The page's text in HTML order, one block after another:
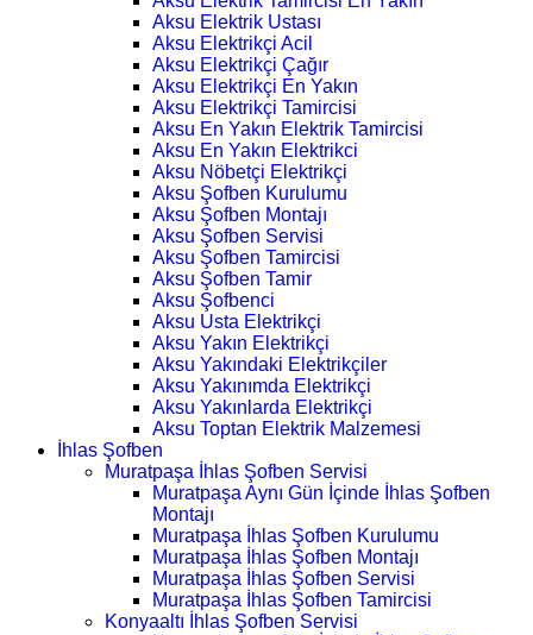
Aksu Elektrik Ustası
Aksu Elektrikçi Acil
Aksu Elektrikçi Çağır
Aksu Elektrikçi En Yakın
Aksu Elektrikçi Tamircisi
Aksu En Yakın Elektrik Tamircisi
Aksu En Yakın Elektrikci
Aksu Nöbetçi Elektrikçi
Aksu Şofben Kurulumu
Aksu Şofben Montajı
Aksu Şofben Servisi
Aksu Şofben Tamircisi
Aksu Şofben Tamir
Aksu Şofbenci
Aksu Usta Elektrikçi
Aksu Yakın Elektrikçi
Aksu Yakındaki Elektrikçiler
Aksu Yakınımda Elektrikçi
Aksu Yakınlarda Elektrikçi
Aksu Toptan Elektrik Malzemesi
İhlas Şofben
Muratpaşa İhlas Şofben Servisi
Muratpaşa Aynı Gün İçinde İhlas Şofben
Montajı
Muratpaşa İhlas Şofben Kurulumu
Muratpaşa İhlas Şofben Montajı
Muratpaşa İhlas Şofben Servisi
Muratpaşa İhlas Şofben Tamircisi
Konyaaltı İhlas Şofben Servisi